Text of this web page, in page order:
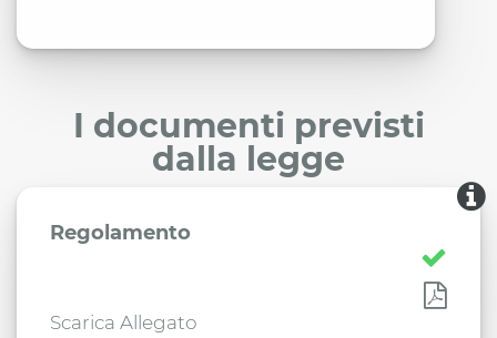
I documenti previsti
dalla legge
Regolamento
Scarica Allegato